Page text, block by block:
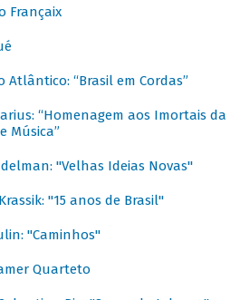
Françaix
Atlântico: “Brasil em Cordas”
“Homenagem aos Imortais da
Música”
"Velhas Ideias Novas"
"15 anos de Brasil"
"Caminhos"
Quarteto